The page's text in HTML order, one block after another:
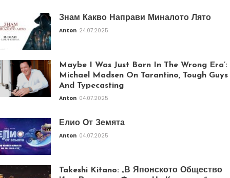
Знам Какво Направи Миналото Лято
Anton 24.07.2025
Maybe I Was Just Born In The Wrong Era’:
Michael Madsen On Tarantino, Tough Guys
And Typecasting
Anton 04.07.2025
Елио От Земята
Anton 04.07.2025
Takeshi Kitano: „В Японското Общество